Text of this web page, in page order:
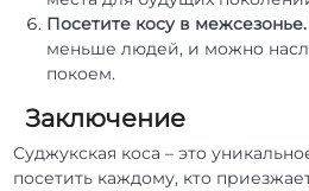
Посетите косу в межсезонье.
меньше людей, и можно
покоем.
Заключение
Суджукская коса – это
посетить каждому, кто